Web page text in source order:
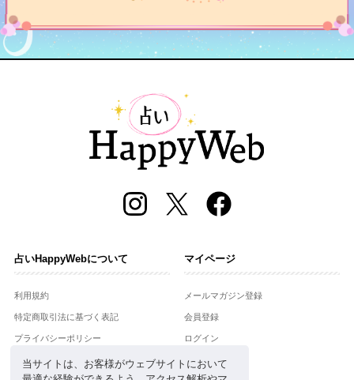
当サイトは、お客様がウェブサイトにおいて
占いHappyWebについて
利用規約
特定商取引法に基づく表記
プライバシーポリシー
運営会社
マイページ
メールマガジン登録
会員登録
ログイン